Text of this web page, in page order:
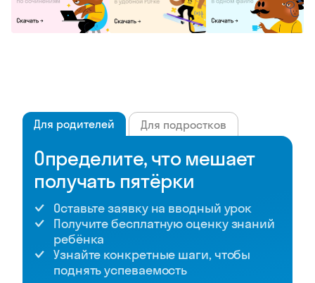
Для родителей Для подростков
Определите, что мешает
получать пятёрки
Оставьте заявку на вводный урок
Получите бесплатную оценку знаний
ребёнка
Узнайте конкретные шаги, чтобы
поднять успеваемость